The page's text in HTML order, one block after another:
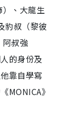
）、大龍生
豹叔（黎彼
阿叔強
的身份及
靠自學寫
MONICA》